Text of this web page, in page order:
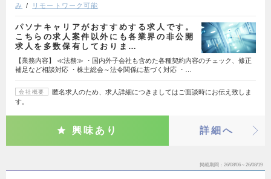
み
リモートワーク可能
パソナキャリアがおすすめする求人です。
こちらの求人案件以外にも各業界の非公開
求人を多数保有しておりま…
【業務内容】 ≪法務≫ ・国内外子会社も含めた各種契約内容のチェック、修正
補足など相談対応 ・株主総会～法令関係に基づく対応 ・…
会社概要
匿名求人のため、求人詳細につきましてはご面談時にお伝え致しま
す。
興味あり 詳細へ
掲載期間 26/08/06～26/08/19